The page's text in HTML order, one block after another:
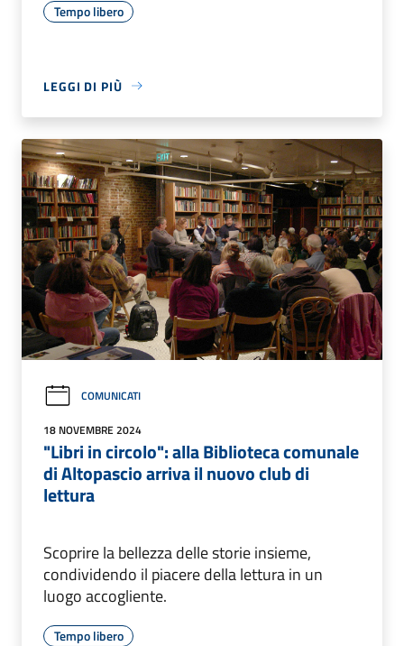
Tempo libero
LEGGI DI PIÙ
COMUNICATI
18 NOVEMBRE 2024
"Libri in circolo": alla Biblioteca comunale
di Altopascio arriva il nuovo club di
lettura
Scoprire la bellezza delle storie insieme,
condividendo il piacere della lettura in un
luogo accogliente.
Tempo libero